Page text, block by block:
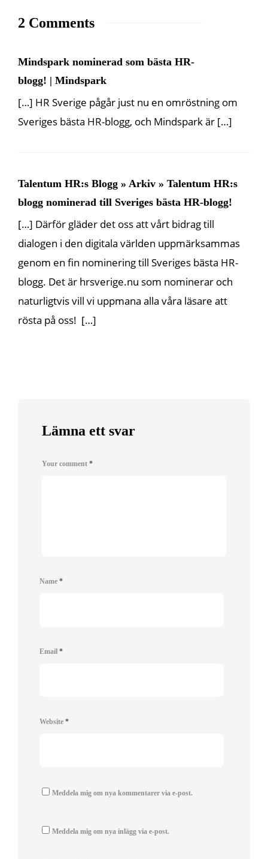
2 Comments
Mindspark nominerad som bästa HR-
blogg! | Mindspark
[…] HR Sverige pågår just nu en omröstning om
Sveriges bästa HR-blogg, och Mindspark är […]
Talentum HR:s Blogg » Arkiv » Talentum HR:s
blogg nominerad till Sveriges bästa HR-blogg!
[…] Därför gläder det oss att vårt bidrag till
dialogen i den digitala världen uppmärksammas
genom en fin nominering till Sveriges bästa HR-
blogg. Det är hrsverige.nu som nominerar och
naturligtvis vill vi uppmana alla våra läsare att
rösta på oss! […]
Lämna ett svar
Your comment *
Name *
Email *
Website *
Meddela mig om nya kommentarer via e-post.
Meddela mig om nya inlägg via e-post.